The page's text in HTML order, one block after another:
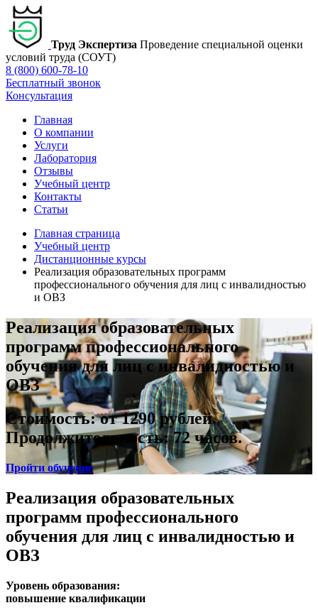
Труд Экспертиза Проведение специальной оценки
условий труда (СОУТ)
8 (800) 600-78-10
Бесплатный звонок
Консультация
Главная
О компании
Услуги
Лаборатория
Отзывы
Учебный центр
Контакты
Статьи
Главная страница
Учебный центр
Дистанционные курсы
Реализация образовательных программ
профессионального обучения для лиц с инвалидностью
и ОВЗ
Реализация образовательных
программ профессионального
обучения для лиц с инвалидностью и
ОВЗ
Стоимость: от 1290 рублей.
Продолжительность:72 часов.
Пройти обучение
Реализация образовательных
программ профессионального
обучения для лиц с инвалидностью и
ОВЗ
Уровень образования:
повышение квалификации